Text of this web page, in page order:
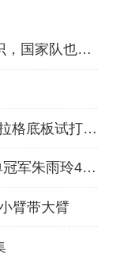
打好乒乓球必备的20个意识，国家队也是这样要求的！
斯帝卡OC试打对比蝴蝶施拉格底板试打 五层纯木球拍的对决
(决赛视频)2017亚洲杯女单冠军朱雨玲4:3刘诗雯夺冠视频及三、四名视频
臂带大臂